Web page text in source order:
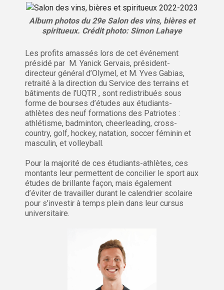
Album photos du 29e Salon des vins, bières et
spiritueux. Crédit photo: Simon Lahaye
Les profits amassés lors de cet événement
présidé par M. Yanick Gervais, président-
directeur général d’Olymel, et M. Yves Gabias,
retraité à la direction du Service des terrains et
bâtiments de l’UQTR , sont redistribués sous
forme de bourses d’études aux étudiants-
athlètes des neuf formations des Patriotes :
athlétisme, badminton, cheerleading, cross-
country, golf, hockey, natation, soccer féminin et
masculin, et volleyball.
Pour la majorité de ces étudiants-athlètes, ces
montants leur permettent de concilier le sport aux
études de brillante façon, mais également
d’éviter de travailler durant le calendrier scolaire
pour s’investir à temps plein dans leur cursus
universitaire.